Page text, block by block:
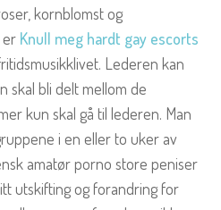
kornblomst og
er Knull meg hardt gay escorts
Lederen kan
skal bli delt mellom de
kun skal gå til lederen. Man
i en eller to uker av
amatør porno store peniser
utskifting og forandring for